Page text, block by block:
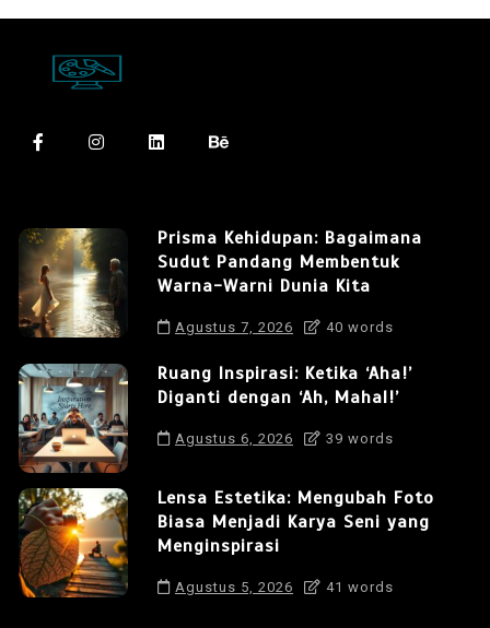
Prisma Kehidupan: Bagaimana
Sudut Pandang Membentuk
Warna-Warni Dunia Kita
Agustus 7, 2026 40 words
Ruang Inspirasi: Ketika ‘Aha!’
Diganti dengan ‘Ah, Mahal!’
Agustus 6, 2026 39 words
Lensa Estetika: Mengubah Foto
Biasa Menjadi Karya Seni yang
Menginspirasi
Agustus 5, 2026 41 words